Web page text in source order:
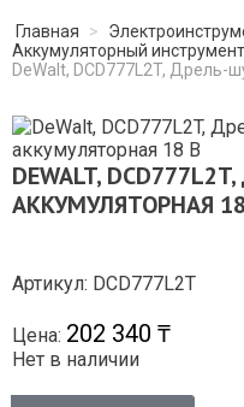
Главная >
Аккумуляторный инструмент
DeWalt, DCD777L2T, Дрель-
DEWALT,
АККУМУЛЯТОРНАЯ
Артикул: DCD777L2T
Цена: 202 340 ₸
Нет в наличии